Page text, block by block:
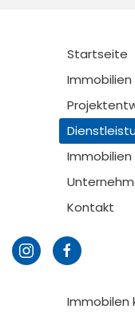
Startseite
Immobilien
Immobilien
Kontakt
Immobilen